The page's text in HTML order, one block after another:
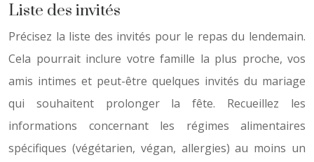
Liste des invités
Précisez la liste des invités pour le repas du lendemain.
Cela pourrait inclure votre famille la plus proche, vos
amis intimes et peut-être quelques invités du mariage
qui souhaitent prolonger la fête. Recueillez les
informations concernant les régimes alimentaires
spécifiques (végétarien, végan, allergies) au moins un